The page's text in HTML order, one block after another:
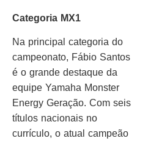
Categoria MX1
Na principal categoria do
campeonato, Fábio Santos
é o grande destaque da
equipe Yamaha Monster
Energy Geração. Com seis
títulos nacionais no
currículo, o atual campeão